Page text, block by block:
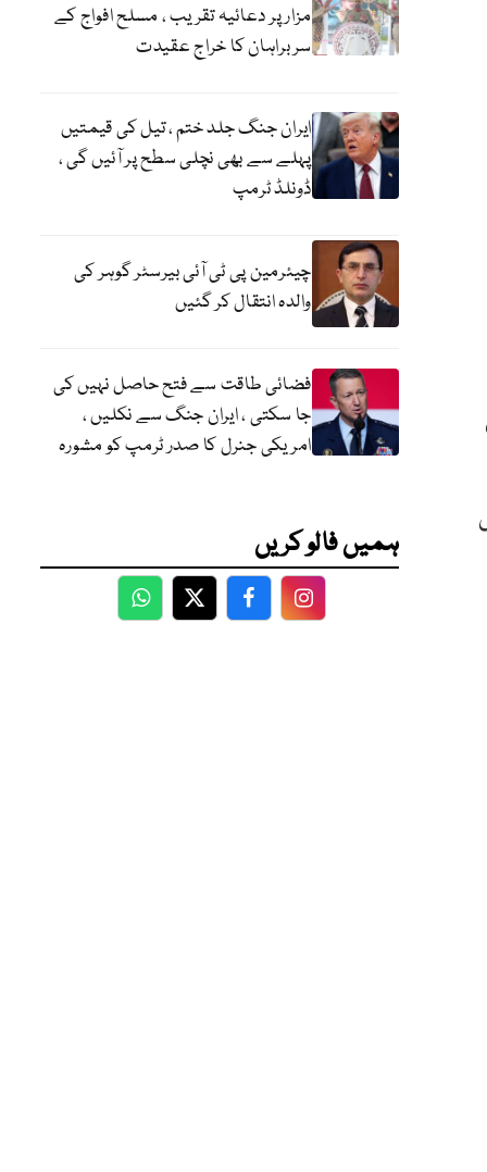
مزار پر دعائیہ تقریب ، مسلح افواج کے
سربراہان کا خراج عقیدت
ایران جنگ جلد ختم ، تیل کی قیمتیں
پہلے سے بھی نچلی سطح پر آئیں گی ،
ڈونلڈ ٹرمپ
چیئرمین پی ٹی آئی بیرسٹر گوہر کی
والدہ انتقال کر گئیں
فضائی طاقت سے فتح حاصل نہیں کی
جا سکتی ، ایران جنگ سے نکلیں ،
امریکی جنرل کا صدر ٹرمپ کو مشورہ
ہمیں فالو کریں
WhatsApp
TwitterFacebookFacebook